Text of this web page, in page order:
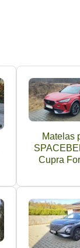
Matelas
Cupra